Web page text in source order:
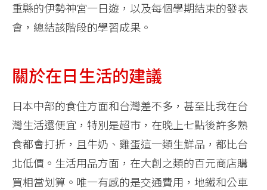
重縣的伊勢神宮一日遊，以及每個學期結束的發表
會，總結該階段的學習成果。
關於在日生活的建議
日本中部的食住方面和台灣差不多，甚至比我在台
灣生活還便宜，特別是超市，在晚上七點後許多熟
食都會打折，且牛奶、雞蛋這一類生鮮品，都比台
北低價。生活用品方面，在大創之類的百元商店購
買相當划算。唯一有感的是交通費用，地鐵和公車